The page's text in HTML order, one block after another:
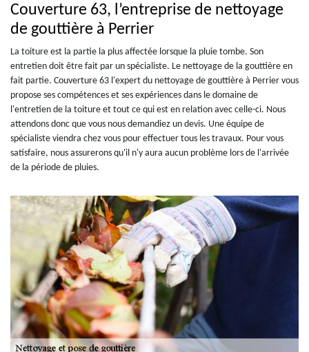
Couverture 63, l’entreprise de nettoyage
de gouttière à Perrier
La toiture est la partie la plus affectée lorsque la pluie tombe. Son
entretien doit être fait par un spécialiste. Le nettoyage de la gouttière en
fait partie. Couverture 63 l'expert du nettoyage de gouttière à Perrier vous
propose ses compétences et ses expériences dans le domaine de
l'entretien de la toiture et tout ce qui est en relation avec celle-ci. Nous
attendons donc que vous nous demandiez un devis. Une équipe de
spécialiste viendra chez vous pour effectuer tous les travaux. Pour vous
satisfaire, nous assurerons qu'il n'y aura aucun problème lors de l'arrivée
de la période de pluies.